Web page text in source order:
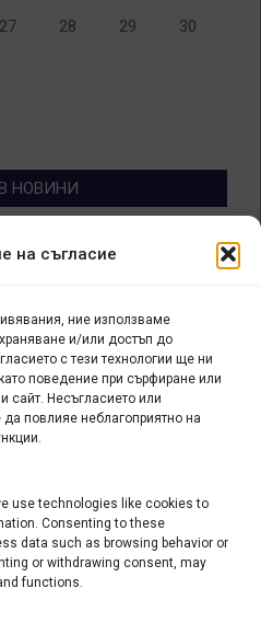
на съгласие
ние използваме
и/или достъп до
с тези технологии ще ни
поведение при сърфиране или
сайт. Несъгласието или
повлияе неблагоприятно на
use technologies like cookies to
Consenting to these
data such as browsing behavior or
or withdrawing consent, may
functions.
27 28 29 30
НОВИНИ
магазин за изкуство
БИЗНЕС
В ЛОВЕЧ
Ловеч